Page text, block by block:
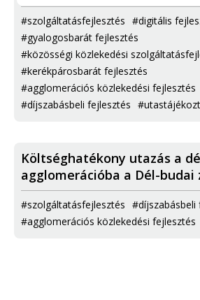
#szolgáltatásfejlesztés #digitális
#gyalogosbarát fejlesztés
#közösségi közlekedési
#kerékpárosbarát fejlesztés
#agglomerációs közlekedési fejlesztés
#díjszabásbeli fejlesztés
Költséghatékony utazás a
agglomerációba a Dél-
#szolgáltatásfejlesztés #díjszabásbeli
#agglomerációs közlekedési fejlesztés